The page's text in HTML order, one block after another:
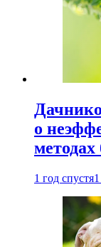
о
1 год спустя